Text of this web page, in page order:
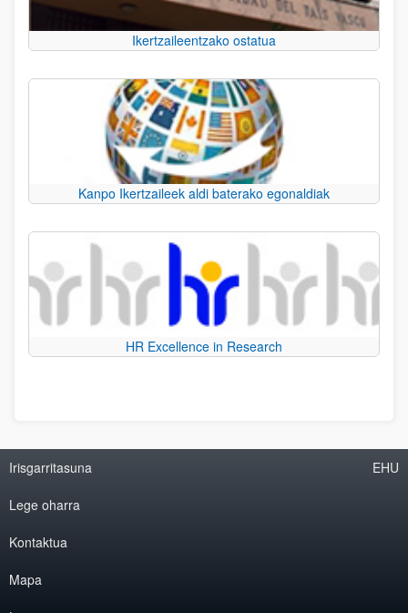
Ikertzaileentzako ostatua
Kanpo Ikertzaileek aldi baterako egonaldiak
HR Excellence in Research
Irisgarritasuna
Lege oharra
Kontaktua
Mapa
EHU